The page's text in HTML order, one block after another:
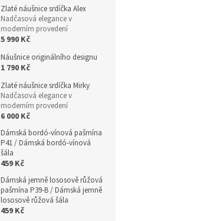
Zlaté náušnice srdíčka Alex
Nadčasová elegance v
moderním provedení
5 990 Kč
Náušnice originálního designu
1 790 Kč
Zlaté náušnice srdíčka Mirky
Nadčasová elegance v
moderním provedení
6 000 Kč
Dámská bordó-vínová pašmína
P41 / Dámská bordó-vínová
šála
459 Kč
Dámská jemně lososově růžová
pašmína P39-B / Dámská jemně
lososově růžová šála
459 Kč